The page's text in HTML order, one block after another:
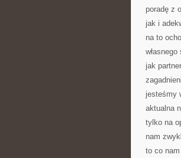
poradę z
jak i
na to
jak
jesteśmy
aktualna
tylko na
nam
to co